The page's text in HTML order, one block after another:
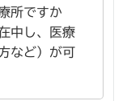
所ですか
中し、医療
など）が可